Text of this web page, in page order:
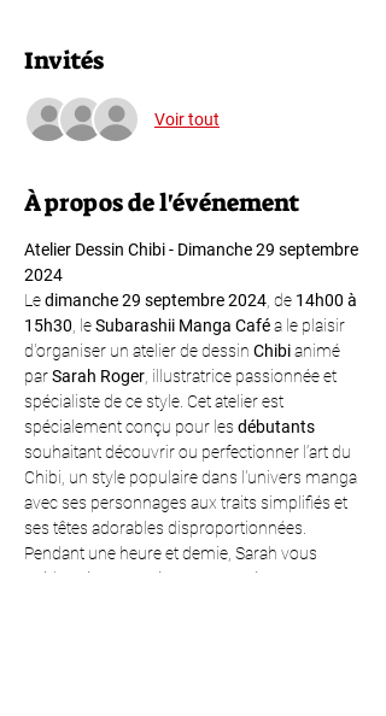
Invités
Voir tout
À propos de l'événement
Atelier Dessin Chibi - Dimanche 29 septembre
2024
Le dimanche 29 septembre 2024 , de 14h00 à
15h30 , le Subarashii Manga Café a le plaisir
d'organiser un atelier de dessin Chibi animé
par Sarah Roger , illustratrice passionnée et
spécialiste de ce style. Cet atelier est
spécialement conçu pour les débutants
souhaitant découvrir ou perfectionner l’art du
Chibi, un style populaire dans l'univers manga
avec ses personnages aux traits simplifiés et
ses têtes adorables disproportionnées.
Pendant une heure et demie, Sarah vous
guidera étape par étape pour créer votre